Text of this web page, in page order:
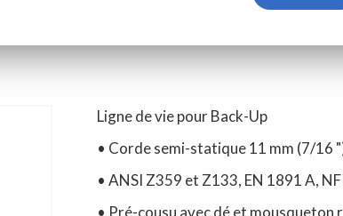
Ligne de vie pour Back-Up
• Corde semi-statique 11 mm (7/16
• ANSI Z359 et Z133, EN 1891 A,
• Pré-cousu avec dé et